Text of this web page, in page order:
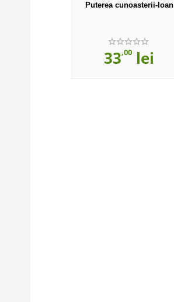
Puterea cunoasterii-Ioan
33,00 lei